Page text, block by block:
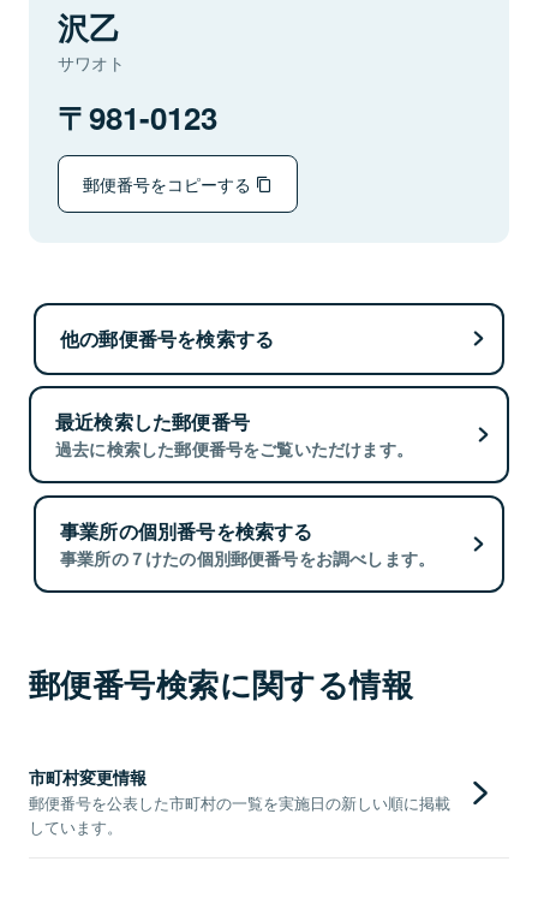
沢乙
サワオト
981-0123
郵便番号をコピーする
他の郵便番号を検索する
最近検索した郵便番号
過去に検索した郵便番号をご覧いただけます。
事業所の個別番号を検索する
事業所の７けたの個別郵便番号をお調べします。
郵便番号検索に関する情報
市町村変更情報
郵便番号を公表した市町村の一覧を実施日の新しい順に掲載
しています。